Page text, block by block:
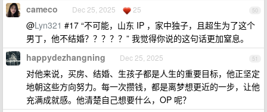
50
cameco Dec 25, 2025 25
@Lyn321 #17 “不可能，山东 IP ，家中独子，且超生为了这个
男丁，他不结婚？？？？？” 我觉得你说的这句话更加窒息。
51
happydezhangning Dec 25, 2025
对他来说，买房、结婚、生孩子都是人生的重要目标，他正坚定
地朝这些方向努力。每一次攒钱，都是离梦想更近的一步，让他
充满成就感。他清楚自己想要什么，OP 呢？